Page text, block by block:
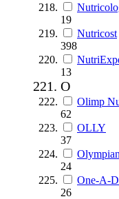
19
Nutricost
398
13
O
Olimp
62
OLLY
37
24
One-A-
26